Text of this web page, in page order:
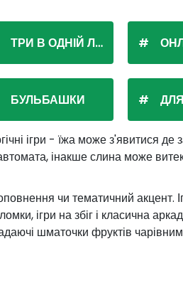
ТРИ В ОДНІЙ ЛІНІЇ
БУЛЬБАШКИ
ігри - їжа може з'явитися
інакше слина може
чи тематичний акцент.
ігри на збіг і класична
шматочки фруктів